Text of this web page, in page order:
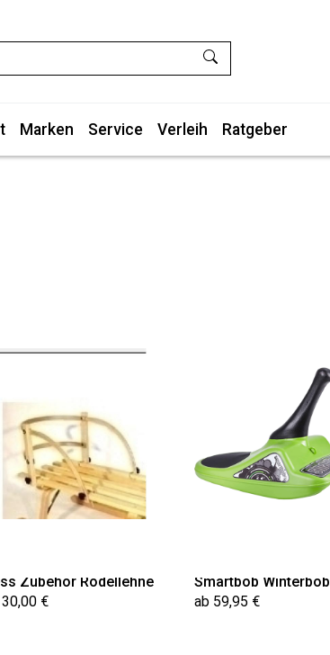
Marken Service Verleih Ratgeber
Zubehör Rodellehne
€
Smartbob Winterbob
ab 59,95 €